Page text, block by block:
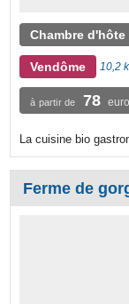
Chambre d'hôte
Vendôme 10,2
à partir de 78
La cuisine bio
Ferme de